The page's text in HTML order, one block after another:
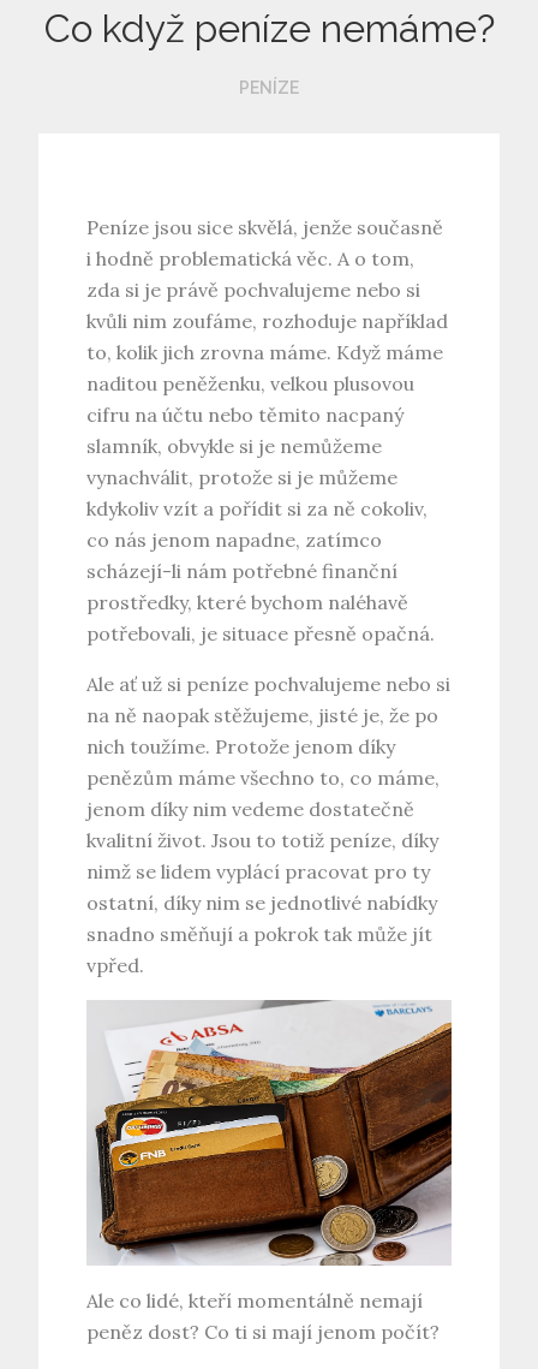
Co když peníze nemáme?
PENÍZE
Peníze jsou sice skvělá, jenže současně
i hodně problematická věc. A o tom,
zda si je právě pochvalujeme nebo si
kvůli nim zoufáme, rozhoduje například
to, kolik jich zrovna máme. Když máme
naditou peněženku, velkou plusovou
cifru na účtu nebo těmito nacpaný
slamník, obvykle si je nemůžeme
vynachválit, protože si je můžeme
kdykoliv vzít a pořídit si za ně cokoliv,
co nás jenom napadne, zatímco
scházejí-li nám potřebné finanční
prostředky, které bychom naléhavě
potřebovali, je situace přesně opačná.
Ale ať už si peníze pochvalujeme nebo si
na ně naopak stěžujeme, jisté je, že po
nich toužíme. Protože jenom díky
penězům máme všechno to, co máme,
jenom díky nim vedeme dostatečně
kvalitní život. Jsou to totiž peníze, díky
nimž se lidem vyplácí pracovat pro ty
ostatní, díky nim se jednotlivé nabídky
snadno směňují a pokrok tak může jít
vpřed.
Ale co lidé, kteří momentálně nemají
peněz dost? Co ti si mají jenom počít?